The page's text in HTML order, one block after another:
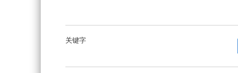
关键字